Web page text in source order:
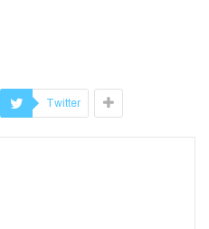
Twitter